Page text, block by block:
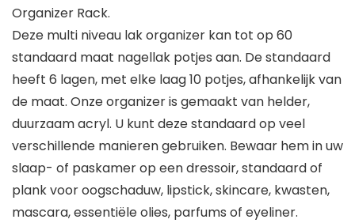
Organizer Rack.
Deze multi niveau lak organizer kan tot op 60
standaard maat nagellak potjes aan. De standaard
heeft 6 lagen, met elke laag 10 potjes, afhankelijk van
de maat. Onze organizer is gemaakt van helder,
duurzaam acryl. U kunt deze standaard op veel
verschillende manieren gebruiken. Bewaar hem in uw
slaap- of paskamer op een dressoir, standaard of
plank voor oogschaduw, lipstick, skincare, kwasten,
mascara, essentiële olies, parfums of eyeliner.